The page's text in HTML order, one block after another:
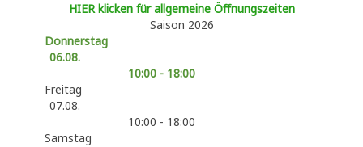
HIER klicken für allgemeine Öffnungszeiten
Saison 2026
Donnerstag
06.08.
10:00 - 18:00
Freitag
07.08.
10:00 - 18:00
Samstag